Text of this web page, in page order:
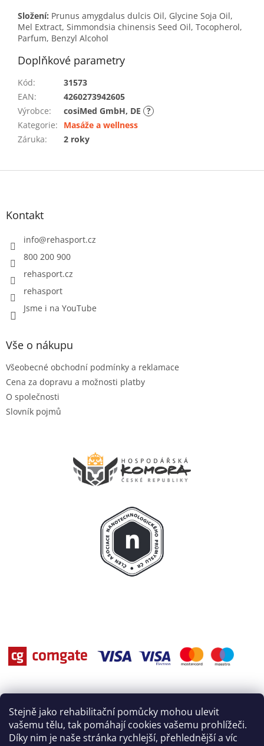
Stejně jako rehabilitační pomůcky mohou ulevit
vašemu tělu, tak pomáhají cookies vašemu prohlížeči.
Díky nim je naše stránka rychlejší, přehlednější a víc
Složení: Prunus amygdalus dulcis Oil, Glycine Soja Oil,
Mel Extract, Simmondsia chinensis Seed Oil, Tocopherol,
Parfum, Benzyl Alcohol
Doplňkové parametry
Kód:
31573
EAN:
4260273942605
Výrobce: cosiMed GmbH, DE ?
Kategorie:
Masáže a wellness
Záruka: 2 roky
Z
Kontakt
info@rehasport.cz
800 200 900
rehasport.cz
rehasport
Jsme i na YouTube
Vše o nákupu
Všeobecné obchodní podmínky a reklamace
Cena za dopravu a možnosti platby
O společnosti
Slovník pojmů